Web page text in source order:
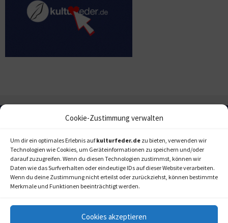
Cookie-Zustimmung verwalten
Um dir ein optimales Erlebnis aufkulturfeder.de zu bieten, verwenden wir
Technologien wie Cookies, um Geräteinformationen zu speichern und/oder
darauf zuzugreifen. Wenn du diesen Technologien zustimmst, können wir
Daten wie das Surfverhalten oder eindeutige IDs auf dieser Website verarbeiten.
Wenn du deine Zustimmung nicht erteilst oder zurückziehst, können bestimmte
Merkmale und Funktionen beeinträchtigt werden.
Cookies akzeptieren